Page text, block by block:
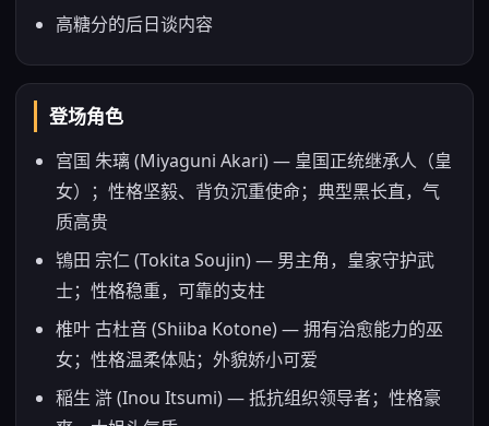
高糖分的后日谈内容
登场角色
宫国 朱璃 (Miyaguni Akari) — 皇国正统继承人（皇
女）；性格坚毅、背负沉重使命；典型黑长直，气
质高贵
鴇田 宗仁 (Tokita Soujin) — 男主角，皇家守护武
士；性格稳重，可靠的支柱
椎叶 古杜音 (Shiiba Kotone) — 拥有治愈能力的巫
女；性格温柔体贴；外貌娇小可爱
稲生 滸 (Inou Itsumi) — 抵抗组织领导者；性格豪